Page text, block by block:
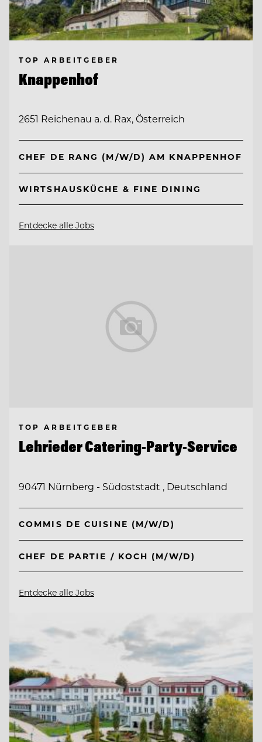
TOP ARBEITGEBER
Knappenhof
2651 Reichenau a. d. Rax, Österreich
CHEF DE RANG (M/W/D) AM KNAPPENHOF
WIRTSHAUSKÜCHE & FINE DINING
Entdecke alle Jobs
TOP ARBEITGEBER
Lehrieder Catering-Party-Service
90471 Nürnberg - Südoststadt , Deutschland
COMMIS DE CUISINE (M/W/D)
CHEF DE PARTIE / KOCH (M/W/D)
Entdecke alle Jobs